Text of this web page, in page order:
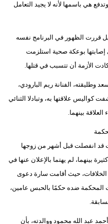
هي باسمها لأنه لا يجيد التعامل
الظهور في البرنامج نفسه
بوعكة صحية استلزمت
الأزمة أن تتسبب في قتلها.
الفنانة ريم البارودي،
علاقتها به، وتبادلا الثنائي
بينهما.
قد انفصلت قبل أشهر من زوجها
بينهما، لم يهتما بالإعلان عنها في
حيث أقامت سارة دعوى
المحكمة ضده حكمًا بالحبس عامين،
عبد الله محمود ووالدته، بأن